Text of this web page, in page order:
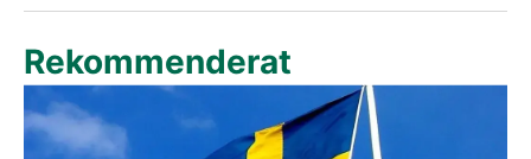
Rekommenderat